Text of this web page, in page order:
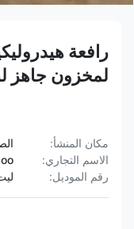
رافعة
لمخزون جاهز
مكان المنشأ:
الاسم التجاري:
رقم الموديل: